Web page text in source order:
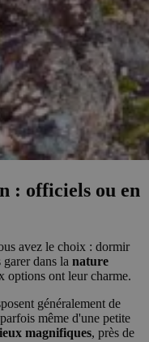
: officiels ou en
avez le choix : dormir
dans la nature
options ont leur charme.
généralement de
même d'une petite
magnifiques, près de